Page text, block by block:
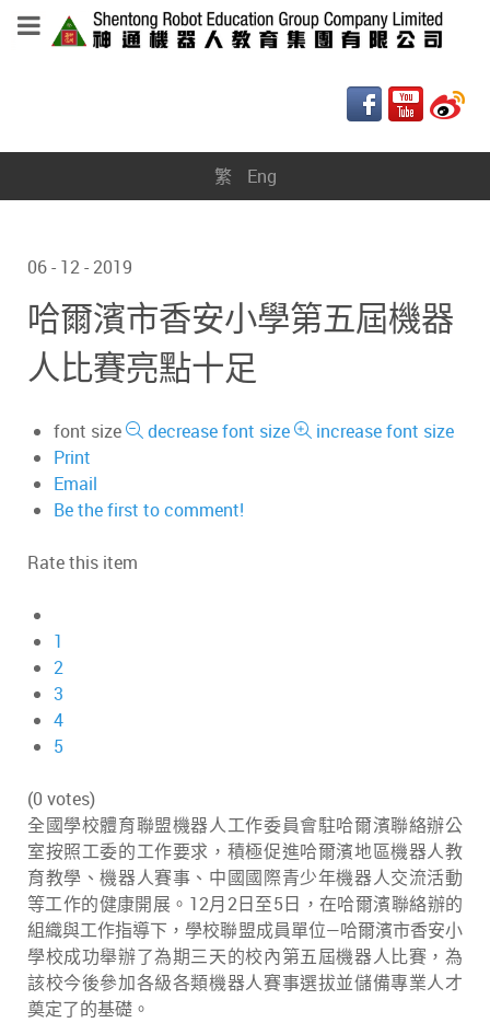
繁 Eng
06 - 12 - 2019
哈爾濱市香安小學第五屆機器
人比賽亮點十足
font size decrease font size
increase font size
Print
Email
Be the first to comment!
Rate this item
1
2
3
4
5
(0 votes)
全國學校體育聯盟機器人工作委員會駐哈爾濱聯絡辦公
室按照工委的工作要求，積極促進哈爾濱地區機器人教
育教學、機器人賽事、中國國際青少年機器人交流活動
等工作的健康開展。12月2日至5日，在哈爾濱聯絡辦的
組織與工作指導下，學校聯盟成員單位—哈爾濱市香安小
學校成功舉辦了為期三天的校內第五屆機器人比賽，為
該校今後參加各級各類機器人賽事選拔並儲備專業人才
奠定了的基礎。